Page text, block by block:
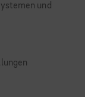
und